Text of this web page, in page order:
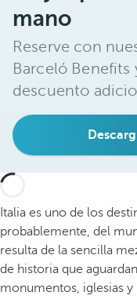
mano
Reserve con
Barceló Benefits
descuento
Italia es uno de los
probablemente, del
resulta de la sencilla
de historia que
monumentos, iglesias y